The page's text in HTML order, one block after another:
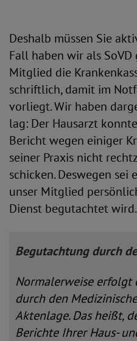
Deshalb müssen Sie
Fall haben wir als
Mitglied die
schriftlich, damit im
vorliegt. Wir haben
lag: Der Hausarzt
Bericht wegen einiger
seiner Praxis nicht
schicken. Deswegen sei
unser Mitglied
Dienst begutachtet wird.
Begutachtung durch
Normalerweise erfolgt
durch den
Aktenlage. Das heißt,
Berichte Ihrer Haus-